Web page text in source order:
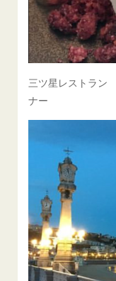
三ツ星レストラン
ナー